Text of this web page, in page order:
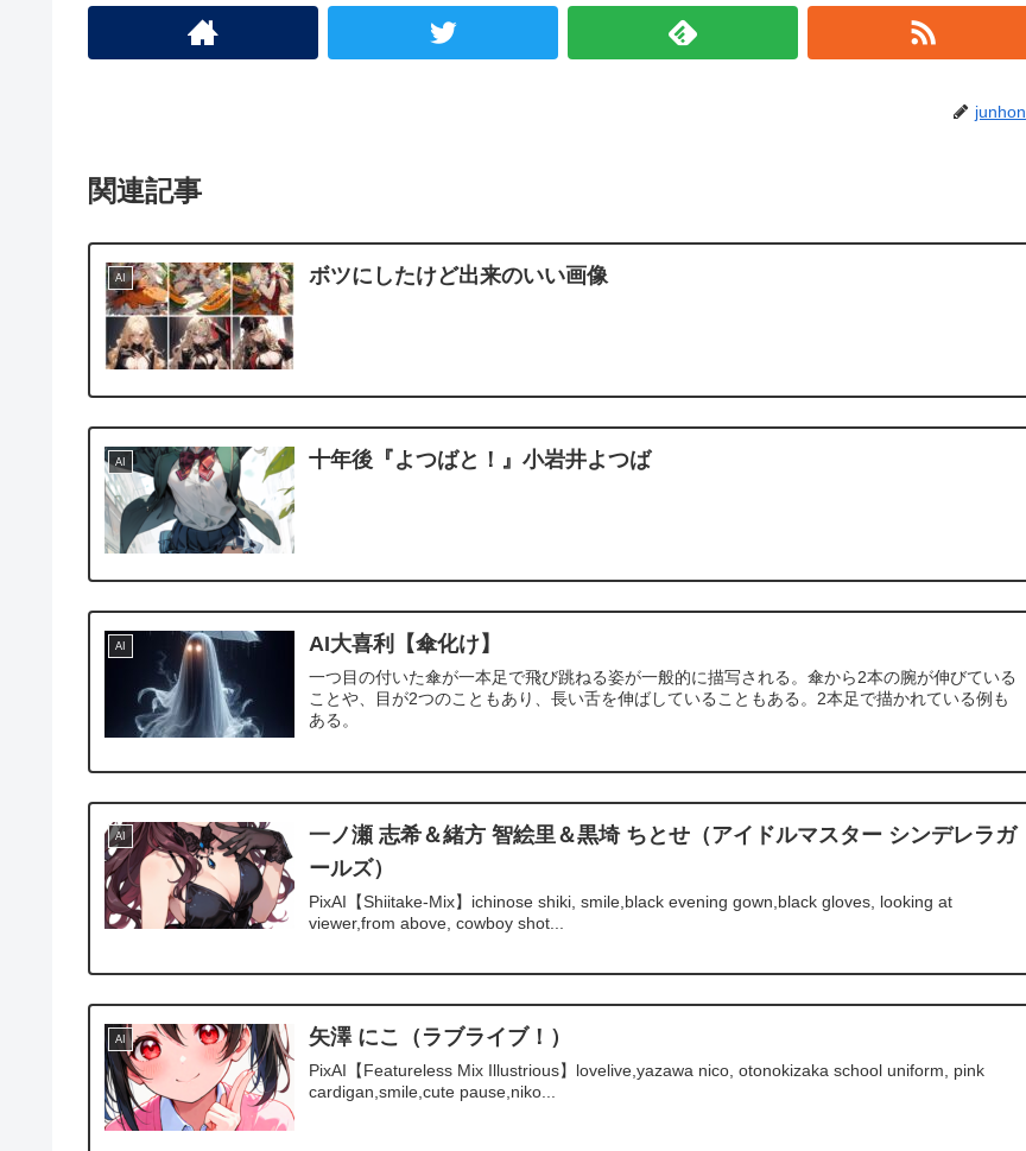
junhon
関連記事
AI ボツにしたけど出来のいい画像
AI 十年後『よつばと！』小岩井よつば
AI AI大喜利【傘化け】
一つ目の付いた傘が一本足で飛び跳ねる姿が一般的に描写される。傘から2本の腕が伸びている
ことや、目が2つのこともあり、長い舌を伸ばしていることもある。2本足で描かれている例も
ある。
AI
一ノ瀬 志希＆緒方 智絵里＆黒埼 ちとせ（アイドルマスター シンデレラガ
ールズ）
PixAI【Shiitake-Mix】ichinose shiki, smile,black evening gown,black gloves, looking at
viewer,from above, cowboy shot...
AI 矢澤 にこ（ラブライブ！）
PixAI【Featureless Mix Illustrious】lovelive,yazawa nico, otonokizaka school uniform, pink
cardigan,smile,cute pause,niko...